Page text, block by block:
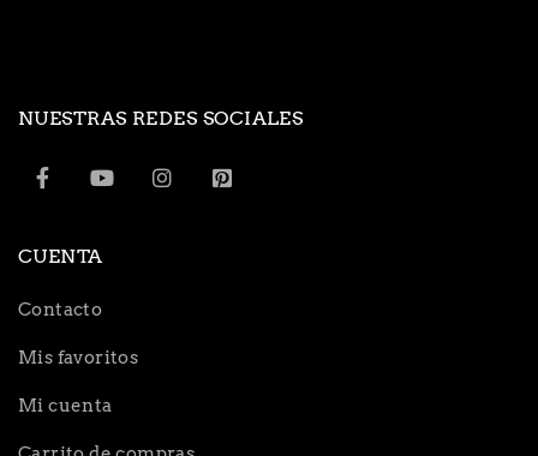
NUESTRAS REDES SOCIALES
CUENTA
Contacto
Mis favoritos
Mi cuenta